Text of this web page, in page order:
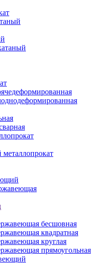
бесшовная
квадратная
круглая
прямоугольная